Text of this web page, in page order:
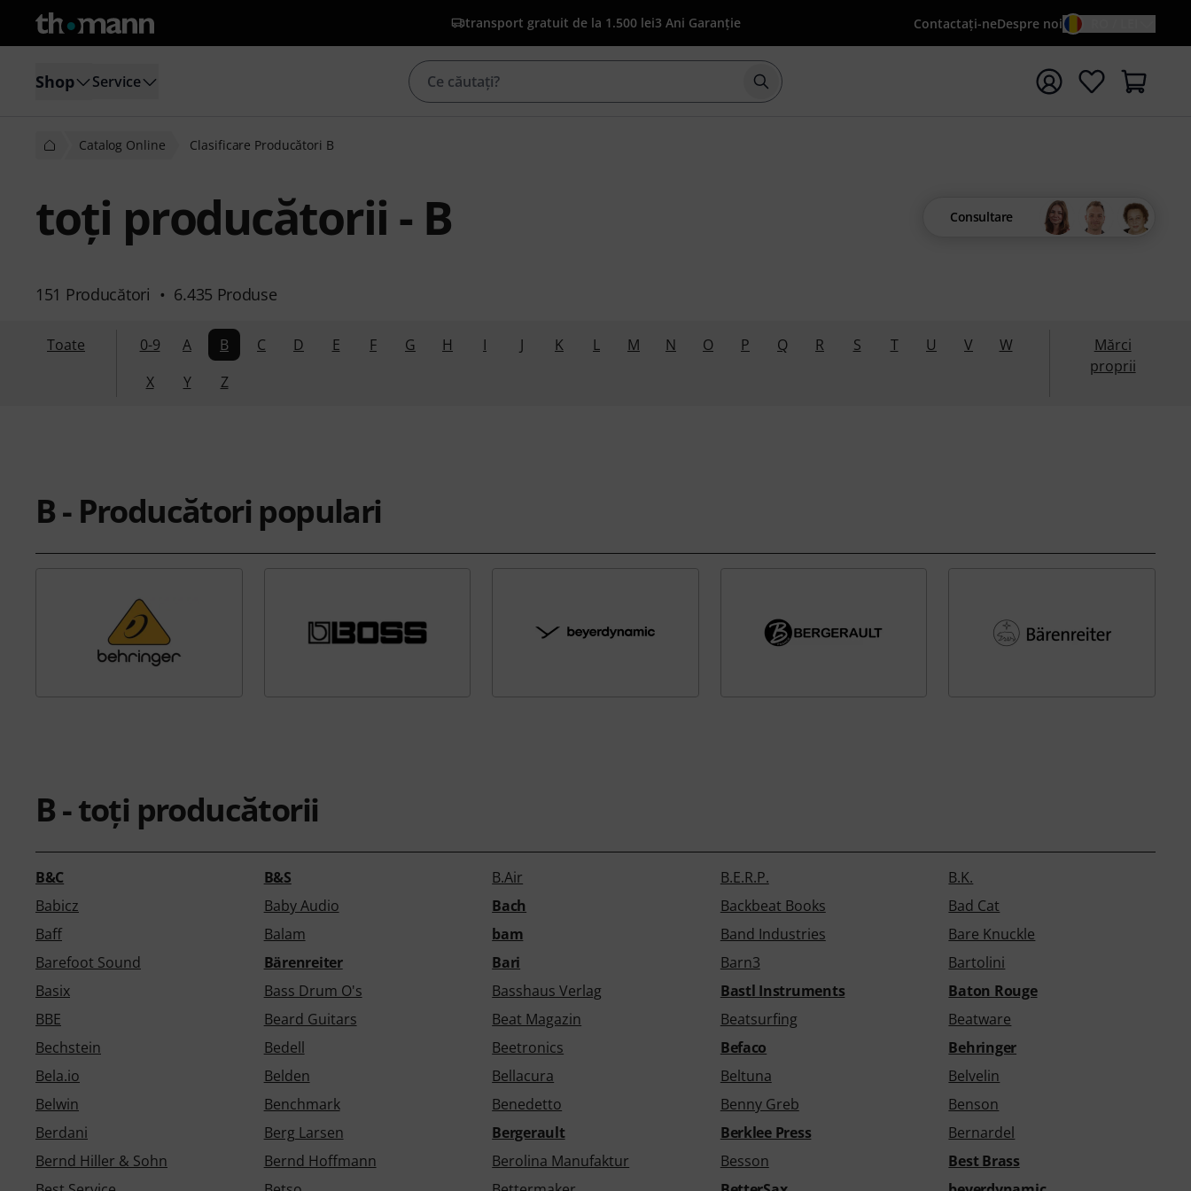
transport gratuit de la 1.500 lei3 Ani Garanție Contactaţi-neDespre noi
Shop Service Începeți căutarea cu termenul de căutare {searchTerm}
Catalog Online Clasificare Producători B
toţi producătorii - B
151 Producători • 6.435 Produse
Consultare
Toate 0-9 A B C D E F G H I J K L M N O P Q R S T U V
W
X
Y Z
Mărci
proprii
B - Producători populari
B - toţi producătorii
B&C B&S B.Air B.E.R.P.
B.K.
Babicz
Baby Audio Bach Backbeat Books
Bad Cat
Baff
Balam bam Band Industries
Bare Knuckle
Barefoot Sound
Bärenreiter Bari Barn3
Bartolini
Basix
Bass Drum O's Basshaus Verlag Bastl Instruments
Baton Rouge
BBE
Beard Guitars Beat Magazin Beatsurfing
Beatware
Bechstein
Bedell Beetronics Befaco
Behringer
Bela.io
Belden Bellacura Beltuna
Belvelin
Belwin
Benchmark Benedetto Benny Greb
Benson
Berdani
Berg Larsen Bergerault Berklee Press
Bernardel
Bernd Hiller & Sohn
Bernd Hoffmann Berolina Manufaktur Besson
Best Brass